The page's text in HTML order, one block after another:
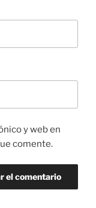
y web en
comente.